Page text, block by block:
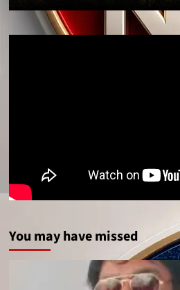
You may have missed